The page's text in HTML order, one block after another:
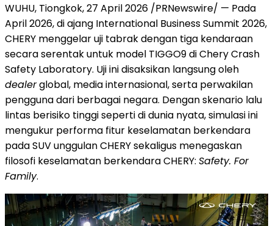
WUHU, Tiongkok, 27 April 2026 /PRNewswire/ — Pada
April 2026, di ajang International Business Summit 2026,
CHERY menggelar uji tabrak dengan tiga kendaraan
secara serentak untuk model TIGGO9 di Chery Crash
Safety Laboratory. Uji ini disaksikan langsung oleh
dealerglobal, media internasional, serta perwakilan
pengguna dari berbagai negara. Dengan skenario lalu
lintas berisiko tinggi seperti di dunia nyata, simulasi ini
mengukur performa fitur keselamatan berkendara
pada SUV unggulan CHERY sekaligus menegaskan
filosofi keselamatan berkendara CHERY: Safety. For
Family.